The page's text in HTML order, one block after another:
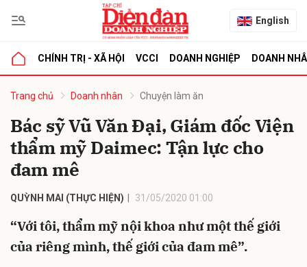
English
CHÍNH TRỊ - XÃ HỘI VCCI DOANH NGHIỆP DOANH
Trang chủ Doanh nhân Chuyện làm ăn
Bác sỹ Vũ Văn Đại, Giám đốc Viện
thẩm mỹ Daimec: Tận lực cho
đam mê
QUỲNH MAI (THỰC HIỆN) 31/05/2020 01:00
“Với tôi, thẩm mỹ nội khoa như một thế giới
của riêng mình, thế giới của đam mê”.
luận
Hủy